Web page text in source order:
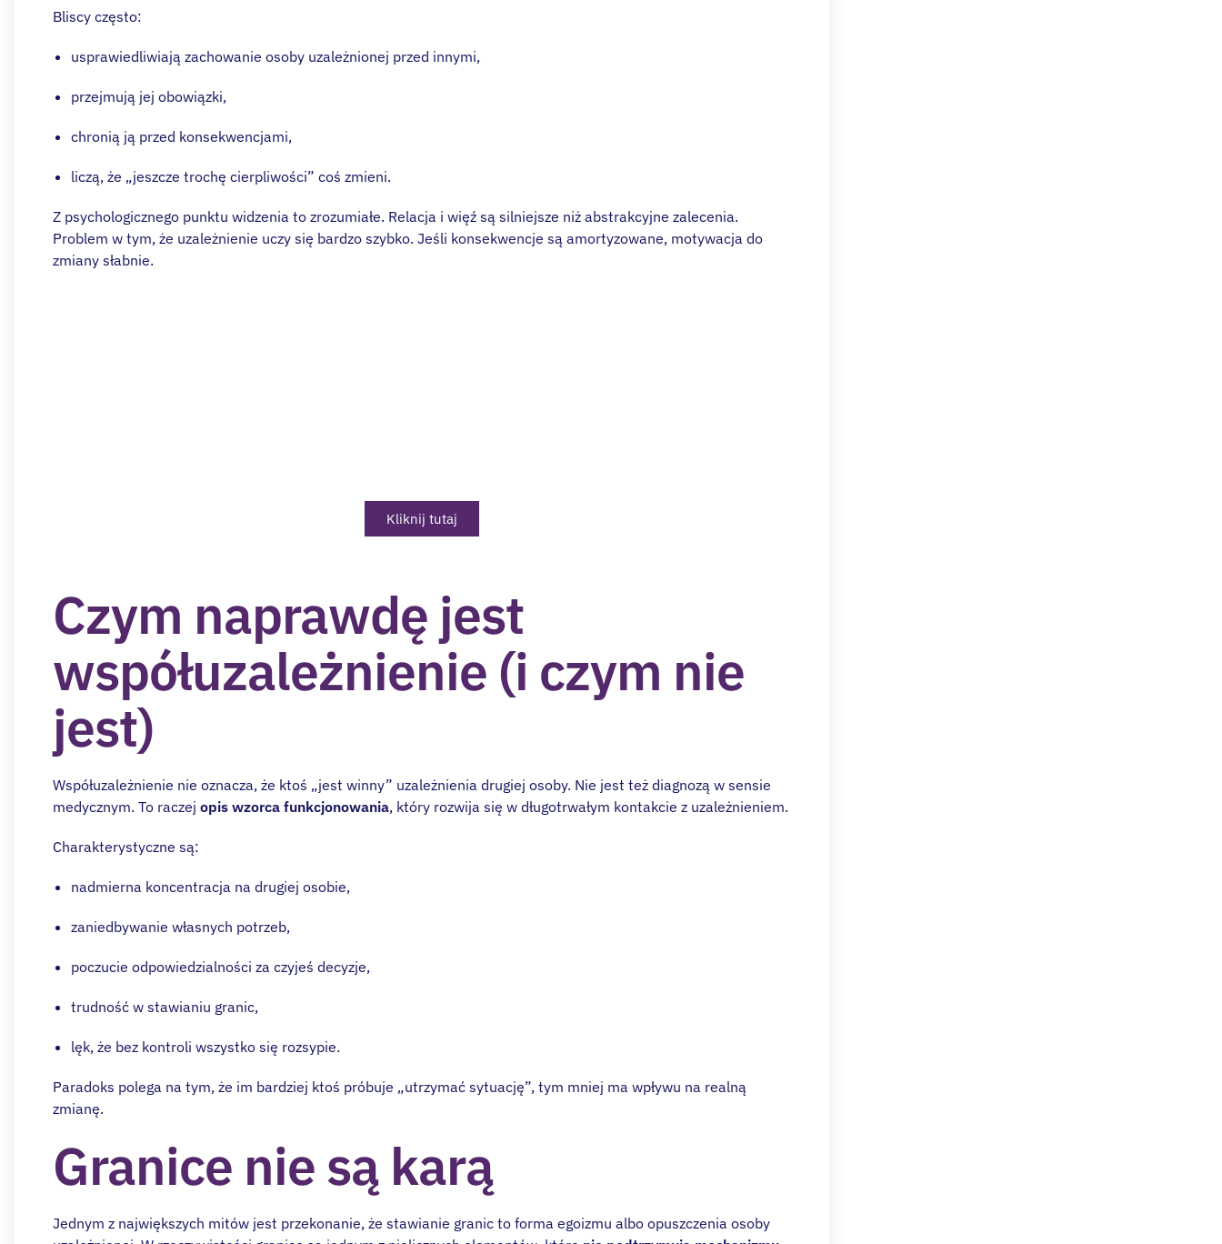
Bliscy często:
usprawiedliwiają zachowanie osoby uzależnionej przed innymi,
przejmują jej obowiązki,
chronią ją przed konsekwencjami,
liczą, że „jeszcze trochę cierpliwości” coś zmieni.
Z psychologicznego punktu widzenia to zrozumiałe. Relacja i więź są silniejsze niż abstrakcyjne zalecenia.
Problem w tym, że uzależnienie uczy się bardzo szybko. Jeśli konsekwencje są amortyzowane, motywacja do
zmiany słabnie.
Kliknij tutaj
Czym naprawdę jest
współuzależnienie (i czym nie
jest)
Współuzależnienie nie oznacza, że ktoś „jest winny” uzależnienia drugiej osoby. Nie jest też diagnozą w sensie
medycznym. To raczej opis wzorca funkcjonowania, który rozwija się w długotrwałym kontakcie z uzależnieniem.
Charakterystyczne są:
nadmierna koncentracja na drugiej osobie,
zaniedbywanie własnych potrzeb,
poczucie odpowiedzialności za czyjeś decyzje,
trudność w stawianiu granic,
lęk, że bez kontroli wszystko się rozsypie.
Paradoks polega na tym, że im bardziej ktoś próbuje „utrzymać sytuację”, tym mniej ma wpływu na realną
zmianę.
Granice nie są karą
Jednym z największych mitów jest przekonanie, że stawianie granic to forma egoizmu albo opuszczenia osoby